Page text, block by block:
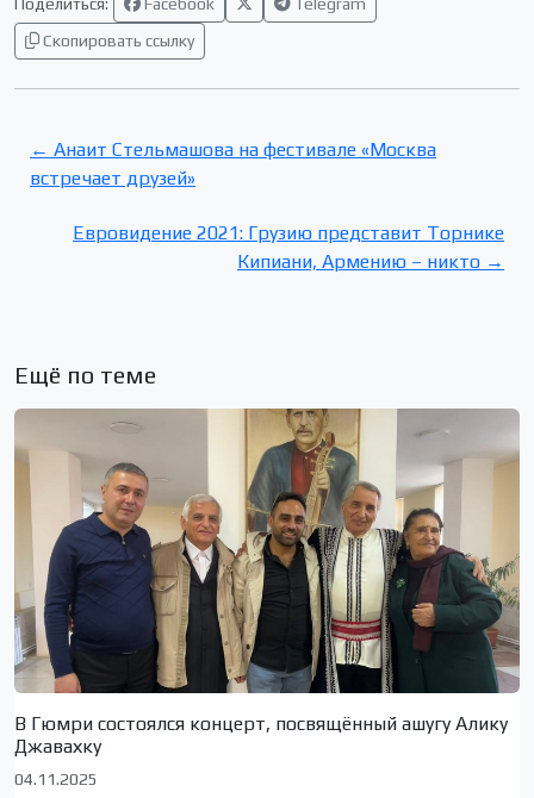
Скопировать ссылку
← Анаит Стельмашова на фестивале «Москва
встречает друзей»
Евровидение 2021: Грузию представит Торнике
Кипиани, Армению – никто →
Ещё по теме
В Гюмри состоялся концерт, посвящённый ашугу Алику
Джавахку
04.11.2025